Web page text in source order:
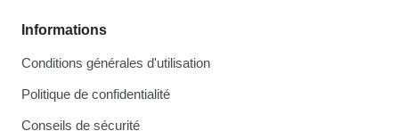
Informations
Conditions générales d'utilisation
Politique de confidentialité
Conseils de sécurité